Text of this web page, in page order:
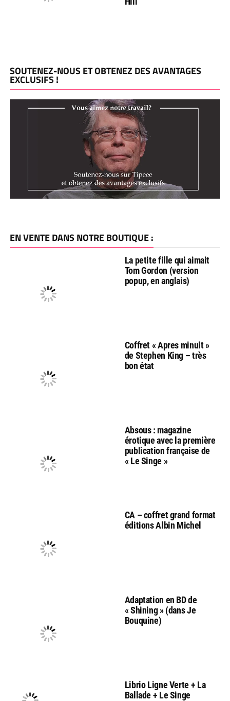
SOUTENEZ-NOUS ET OBTENEZ DES AVANTAGES
EXCLUSIFS !
EN VENTE DANS NOTRE BOUTIQUE :
La petite fille qui aimait
Tom Gordon (version
popup, en anglais)
Coffret « Apres minuit »
de Stephen King – très
bon état
Absous : magazine
érotique avec la première
publication française de
« Le Singe »
CA – coffret grand format
éditions Albin Michel
Adaptation en BD de
« Shining » (dans Je
Bouquine)
Librio Ligne Verte + La
Ballade + Le Singe